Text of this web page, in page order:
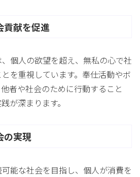
貢献を促進
個人の欲望を超え、無私の心で社
を重視しています。奉仕活動やボ
者や社会のために行動すること
が深まります。
の実現
能な社会を目指し、個人が消費を